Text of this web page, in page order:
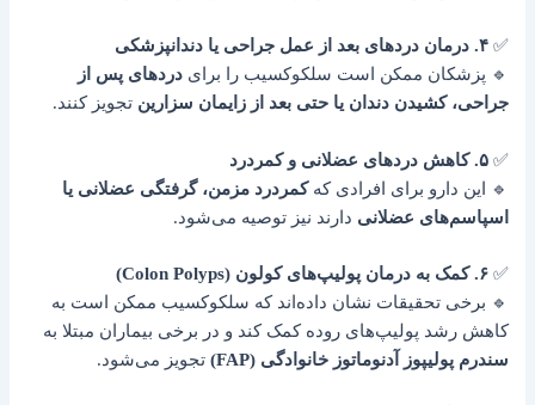
✅۴. درمان دردهای بعد از عمل جراحی یا دندانپزشکی
🔹 پزشکان ممکن است سلکوکسیب را برایدردهای پس از
جراحی، کشیدن دندان یا حتی بعد از زایمان سزارین تجویز کنند.
✅۵. کاهش دردهای عضلانی و کمردرد
🔹 این دارو برای افرادی کهکمردرد مزمن، گرفتگی عضلانی یا
اسپاسم‌های عضلانی دارند نیز توصیه می‌شود.
✅۶. کمک به درمان پولیپ‌های کولون (Colon Polyps)
🔹 برخی تحقیقات نشان داده‌اند که سلکوکسیب ممکن است به
کاهش رشد پولیپ‌های روده کمک کند و در برخی بیماران مبتلا به
سندرم پولیپوز آدنوماتوز خانوادگی (FAP)
تجویز می‌شود.